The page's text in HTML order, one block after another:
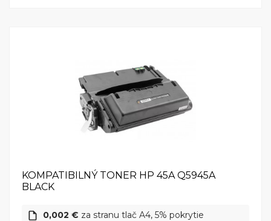
tlačiareň, ale aj spoľahlivého partnera pre všetky
vaše tlačové potreby.
KOMPATIBILNÝ TONER HP 45A Q5945A
BLACK
0,002 € za stranu tlač A4, 5% pokrytie